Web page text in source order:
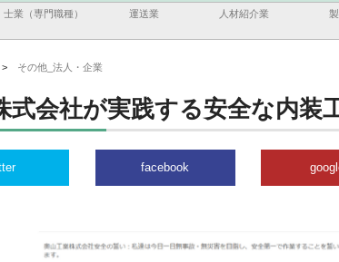
士業（専門職種） 運送業 人材紹介業
その他_法人・企業
式会社が実践する安全な内装
facebook